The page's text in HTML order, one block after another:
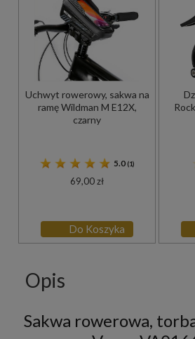
Uchwyt rowerowy, sakwa na
ramę Wildman M E12X,
czarny
5.0 (1)
69,00 zł
Do Koszyka
Opis
Sakwa rowerowa,